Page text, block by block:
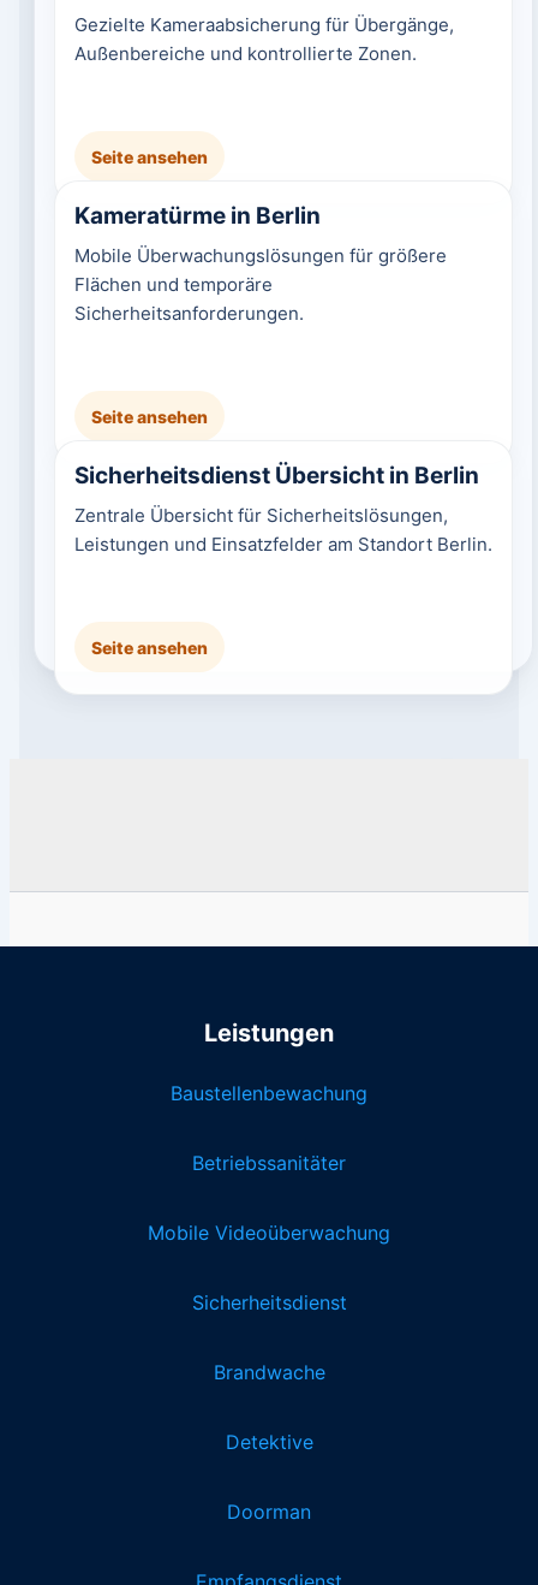
Gezielte Kameraabsicherung für Übergänge,
Außenbereiche und kontrollierte Zonen.
Seite ansehen
Kameratürme in Berlin
Mobile Überwachungslösungen für größere
Flächen und temporäre
Sicherheitsanforderungen.
Seite ansehen
Sicherheitsdienst Übersicht in Berlin
Zentrale Übersicht für Sicherheitslösungen,
Leistungen und Einsatzfelder am Standort Berlin.
Seite ansehen
Leistungen
Baustellenbewachung
Betriebssanitäter
Mobile Videoüberwachung
Sicherheitsdienst
Brandwache
Detektive
Doorman